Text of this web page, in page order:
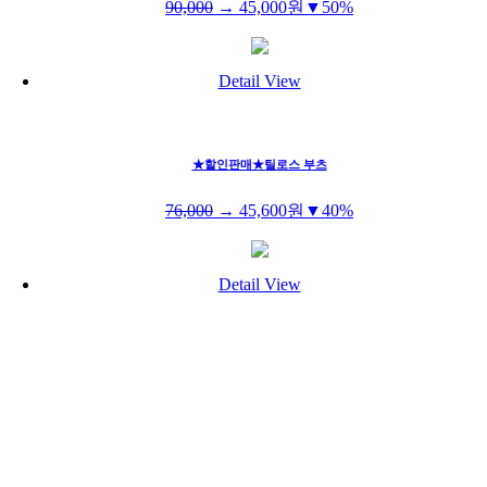
90,000 → 45,000원 ▼50%
Detail View
★할인판매★틸로스 부츠
76,000 → 45,600원 ▼40%
Detail View